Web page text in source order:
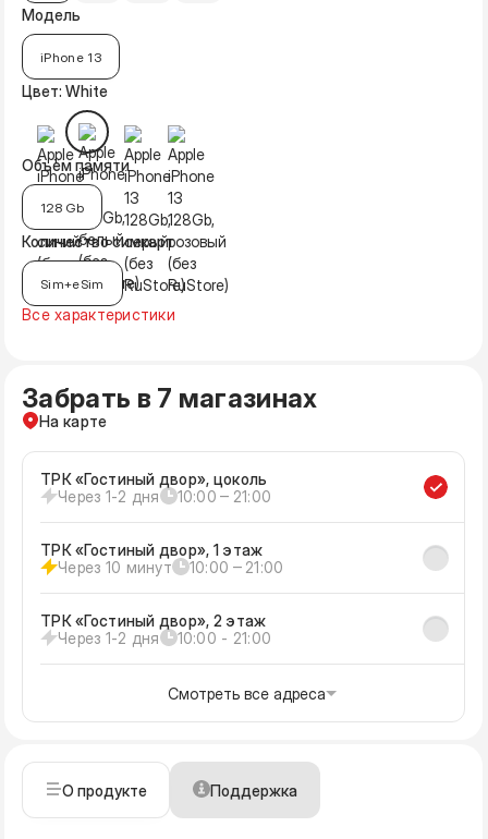
Модель
iPhone 13
Цвет: White
Объём памяти
128 Gb
Количество симкарт
Sim+eSim
Все характеристики
Забрать в 7 магазинах
На карте
ТРК «Гостиный двор», цоколь
Через 1-2 дня
10:00 ‒ 21:00
ТРК «Гостиный двор», 1 этаж
Через 10 минут
10:00 ‒ 21:00
ТРК «Гостиный двор», 2 этаж
Через 1-2 дня
10:00 - 21:00
Смотреть все адреса
О продукте Поддержка